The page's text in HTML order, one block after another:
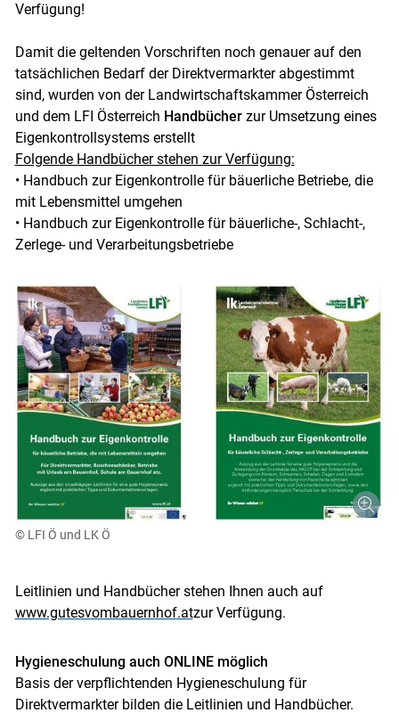
Verfügung!
Damit die geltenden Vorschriften noch genauer auf den
tatsächlichen Bedarf der Direktvermarkter abgestimmt
sind, wurden von der Landwirtschaftskammer Österreich
und dem LFI Österreich Handbücherzur Umsetzung eines
Eigenkontrollsystems erstellt
Folgende Handbücher stehen zur Verfügung:
• Handbuch zur Eigenkontrolle für bäuerliche Betriebe, die
mit Lebensmittel umgehen
• Handbuch zur Eigenkontrolle für bäuerliche-, Schlacht-,
Zerlege- und Verarbeitungsbetriebe
© LFI Ö und LK Ö
Leitlinien und Handbücher stehen Ihnen auch auf
www.gutesvombauernhof.atzur Verfügung.
Hygieneschulung auch ONLINE möglich
Basis der verpflichtenden Hygieneschulung für
Direktvermarkter bilden die Leitlinien und Handbücher.